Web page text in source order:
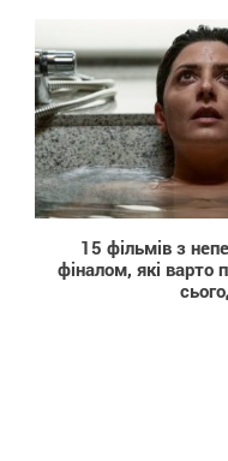
15 фільмів з
фіналом, які варто